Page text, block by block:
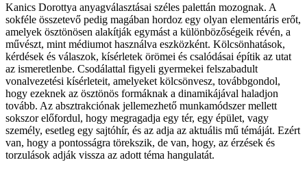
Kanics Dorottya anyagválasztásai széles palettán mozognak. A
sokféle összetevő pedig magában hordoz egy olyan elementáris erőt,
amelyek ösztönösen alakítják egymást a különbözőségeik révén, a
művészt, mint médiumot használva eszközként. Kölcsönhatások,
kérdések és válaszok, kísérletek örömei és csalódásai építik az utat
az ismeretlenbe. Csodálattal figyeli gyermekei felszabadult
vonalvezetési kísérleteit, amelyeket kölcsönvesz, továbbgondol,
hogy ezeknek az ösztönös formáknak a dinamikájával haladjon
tovább. Az absztrakciónak jellemezhető munkamódszer mellett
sokszor előfordul, hogy megragadja egy tér, egy épület, vagy
személy, esetleg egy sajtóhír, és az adja az aktuális mű témáját. Ezért
van, hogy a pontosságra törekszik, de van, hogy, az érzések és
torzulások adják vissza az adott téma hangulatát.